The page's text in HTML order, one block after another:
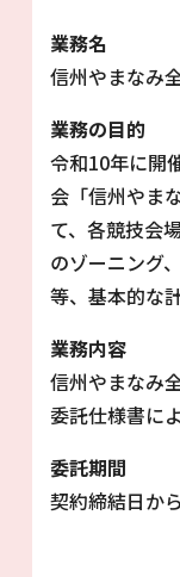
業務名
信州やまなみ
業務の目的
令和10年に開
会「信州やま
て、各競技会
のゾーニング
等、基本的な
業務内容
信州やまなみ
委託仕様書によ
委託期間
契約締結日か